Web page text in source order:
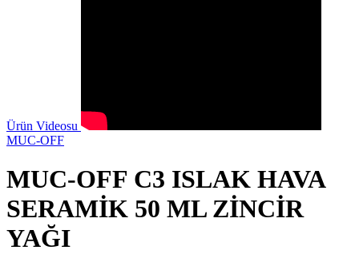
Ürün Videosu
MUC-OFF
MUC-OFF C3 ISLAK HAVA
SERAMİK 50 ML ZİNCİR
YAĞI